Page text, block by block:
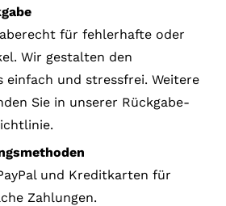
für fehlerhafte oder
Wir gestalten den
einfach und stressfrei. Weitere
Sie in unserer Rückgabe-
und Kreditkarten für
Zahlungen.